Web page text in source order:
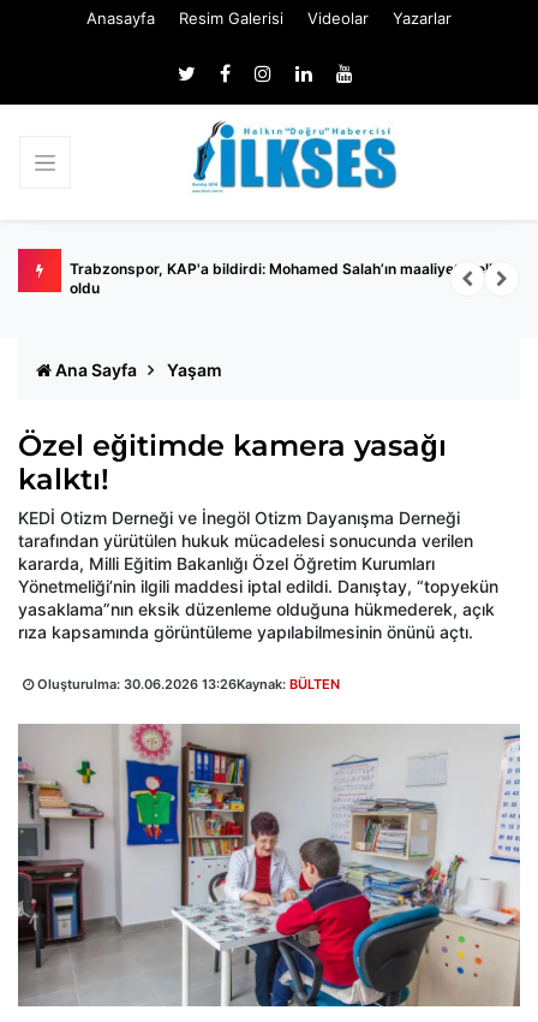
Anasayfa Resim Galerisi Videolar Yazarlar
Trabzonspor, KAP'a bildirdi: Mohamed Salah’ın maaliyeti belli
oldu
Ana Sayfa Yaşam
Özel eğitimde kamera yasağı
kalktı!
KEDİ Otizm Derneği ve İnegöl Otizm Dayanışma Derneği
tarafından yürütülen hukuk mücadelesi sonucunda verilen
kararda, Milli Eğitim Bakanlığı Özel Öğretim Kurumları
Yönetmeliği’nin ilgili maddesi iptal edildi. Danıştay, “topyekün
yasaklama”nın eksik düzenleme olduğuna hükmederek, açık
rıza kapsamında görüntüleme yapılabilmesinin önünü açtı.
Oluşturulma: 30.06.2026 13:26Kaynak: BÜLTEN